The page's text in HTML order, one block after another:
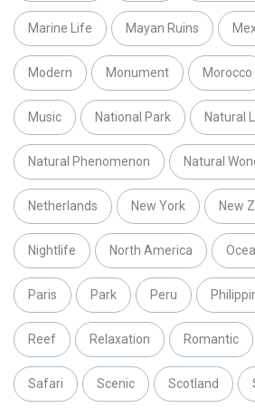
Marine Life Mayan Ruins
Modern Monument Morocco
Music National Park Natural
Natural Phenomenon Natural
Netherlands New York New
Nightlife North America
Paris Park Peru
Reef Relaxation Romantic
Safari Scenic Scotland